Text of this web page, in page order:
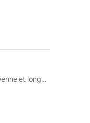
Locations moyenne et longue durée